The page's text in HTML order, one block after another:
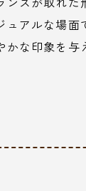
アルな場面
な印象を与